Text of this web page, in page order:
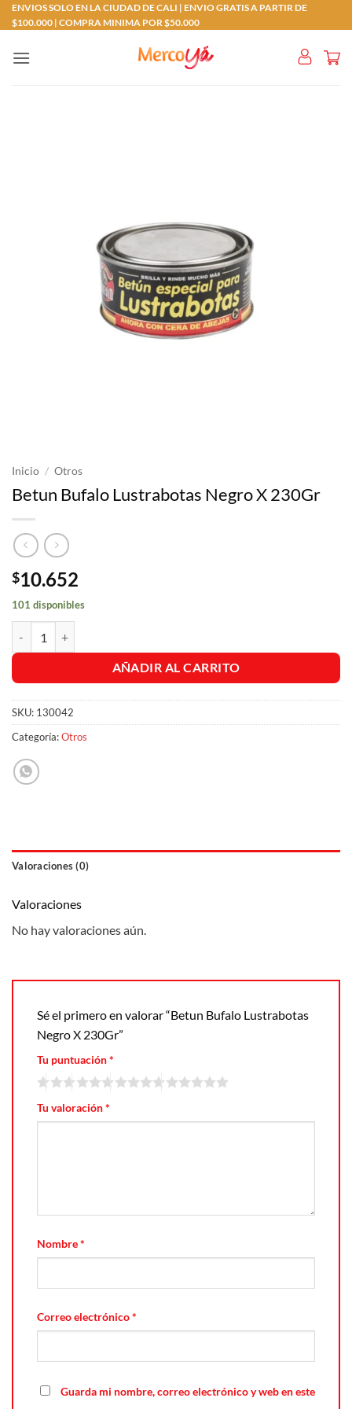
Saltar
al
ENVIOS SOLO EN LA CIUDAD DE CALI | ENVIO GRATIS A PARTIR DE
$100.000 | COMPRA MINIMA POR $50.000
Inicio / Otros
Betun Bufalo Lustrabotas Negro X 230Gr
$10.652
101 disponibles
AÑADIR AL CARRITO
SKU: 130042
Categoría:Otros
Valoraciones (0)
Valoraciones
No hay valoraciones aún.
Sé el primero en valorar “Betun Bufalo Lustrabotas
Negro X 230Gr”
Tu puntuación*
Tu valoración*
Nombre*
Correo electrónico*
Guarda mi nombre, correo electrónico y web en este